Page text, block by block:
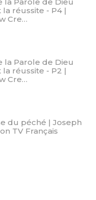
réussite - P4 |
Cre…
la Parole de Dieu
réussite - P2 |
Cre…
du péché | Joseph
TV Français